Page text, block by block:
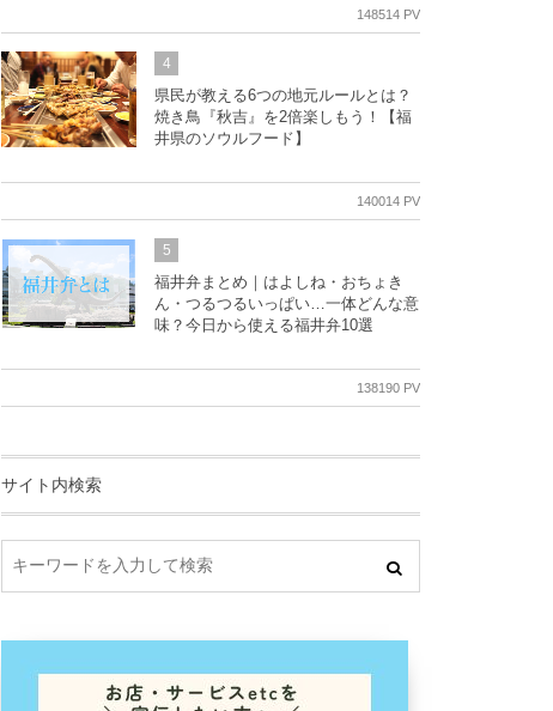
148514 PV
4
県民が教える6つの地元ルールとは？
焼き鳥『秋吉』を2倍楽しもう！【福
井県のソウルフード】
140014 PV
5
福井弁まとめ｜はよしね・おちょき
ん・つるつるいっぱい…一体どんな意
味？今日から使える福井弁10選
138190 PV
サイト内検索